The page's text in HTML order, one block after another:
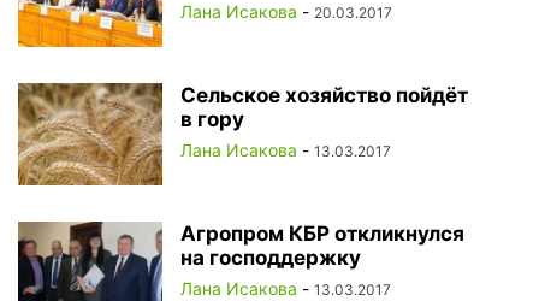
Лана Исакова - 20.03.2017
Сельское хозяйство пойдёт
в гору
Лана Исакова - 13.03.2017
Агропром КБР откликнулся
на господдержку
Лана Исакова - 13.03.2017